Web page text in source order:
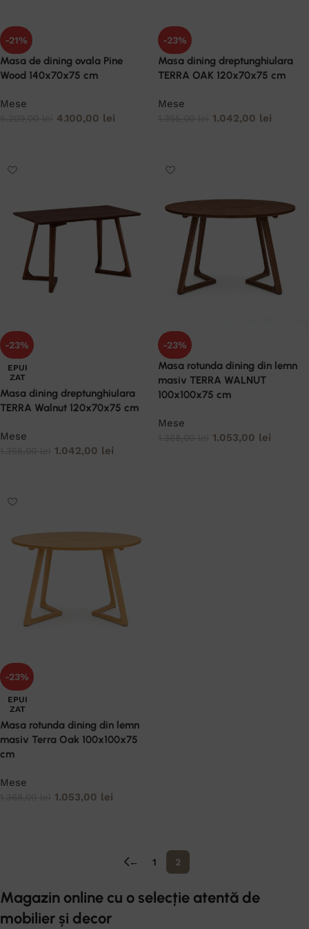
-21%
Masa de dining ovala Pine
Wood 140x70x75 cm
Mese
4.100,00 lei
-23%
Masa dining dreptunghiulara
TERRA OAK 120x70x75 cm
Mese
1.042,00 lei
-23%
EPUI
ZAT
Masa dining dreptunghiulara
TERRA Walnut 120x70x75 cm
Mese
1.042,00 lei
-23%
Masa rotunda dining din lemn
masiv TERRA WALNUT
100x100x75 cm
Mese
1.053,00 lei
-23%
EPUI
ZAT
Masa rotunda dining din lemn
masiv Terra Oak 100x100x75
cm
Mese
1.053,00 lei
← 1 2
Magazin online cu o selecție atentă de
mobilier și decor